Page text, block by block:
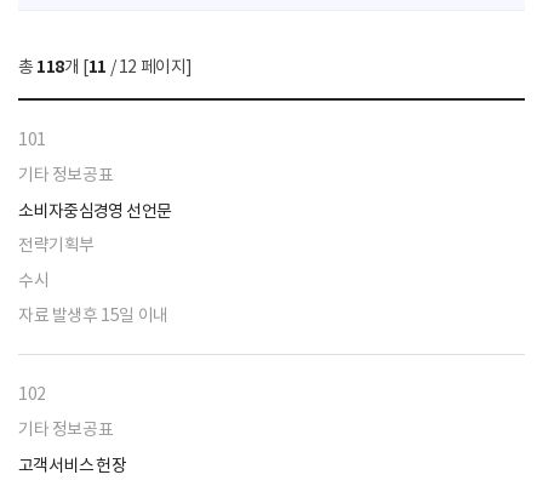
선
택
총 118개 [11 / 12 페이지]
101
기타 정보공표
소비자중심경영 선언문
전략기획부
수시
자료 발생후 15일 이내
102
기타 정보공표
고객서비스 헌장